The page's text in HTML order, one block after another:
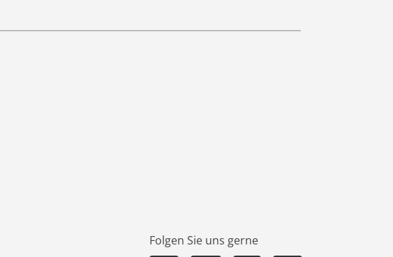
Folgen Sie uns gerne